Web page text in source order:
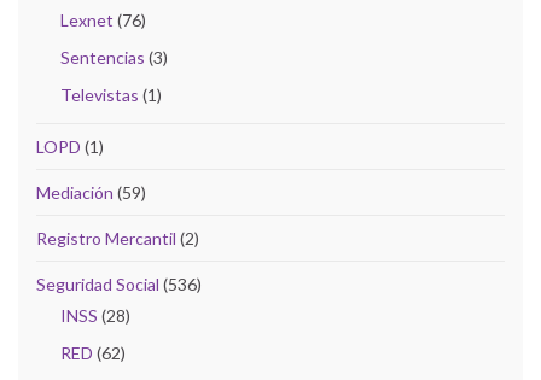
Lexnet (76)
Sentencias (3)
Televistas (1)
LOPD (1)
Mediación (59)
Registro Mercantil (2)
Seguridad Social (536)
INSS (28)
RED (62)